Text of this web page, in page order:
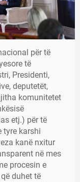
për të
të
Presidenti,
deputetët,
komunitetet
etj.) për të
tyre karshi
kanë nxitur
në mes
procesin e
duhet të